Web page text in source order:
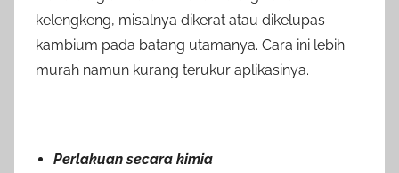
kelengkeng, misalnya dikerat atau dikelupas
kambium pada batang utamanya. Cara ini lebih
murah namun kurang terukur aplikasinya.
Perlakuan secara kimia